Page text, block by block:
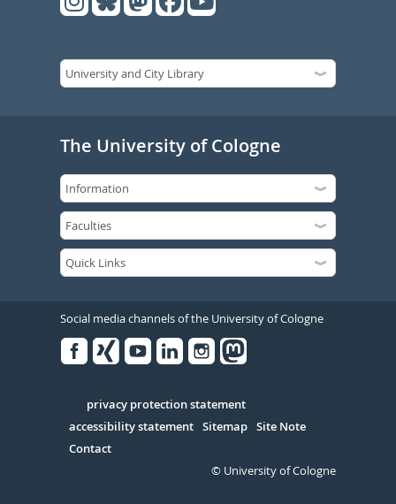
The University of Cologne
Social media channels of the University of Cologne
Serivce
privacy protection statement
accessibility statement Sitemap Site Note
Contact
© University of Cologne